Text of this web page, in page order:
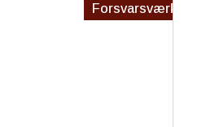
Forsvarsværk